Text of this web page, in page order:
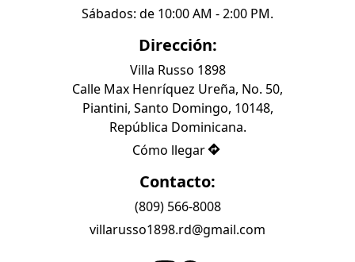
Dirección:
Villa Russo 1898
Calle Max Henríquez Ureña, No. 50,
Piantini, Santo Domingo, 10148,
República Dominicana.
Cómo llegar
Sábados: de 10:00 AM - 2:00 PM.
Contacto:
(809) 566-8008
villarusso1898.rd@gmail.com